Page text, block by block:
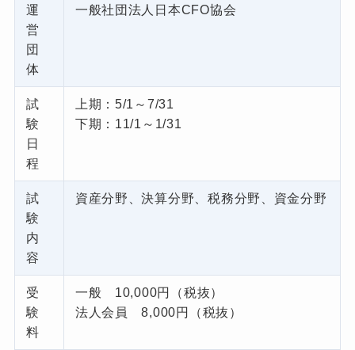
運
営
団
体
一般社団法人日本CFO協会
試
験
日
程
上期：5/1～7/31
下期：11/1～1/31
試
験
内
容
資産分野、決算分野、税務分野、資金分野
受
験
料
一般 10,000円（税抜）
法人会員 8,000円（税抜）